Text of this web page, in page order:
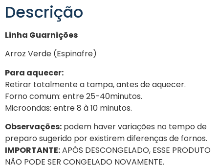
Descrição
Linha Guarnições
Arroz Verde (Espinafre)
Para aquecer:
Retirar totalmente a tampa, antes de aquecer.
Forno comum: entre 25-40minutos.
Microondas: entre 8 à 10 minutos.
Observações: podem haver variações no tempo de
preparo sugerido por existirem diferenças de fornos.
IMPORTANTE:APÓS DESCONGELADO, ESSE PRODUTO
NÃO PODE SER CONGELADO NOVAMENTE.